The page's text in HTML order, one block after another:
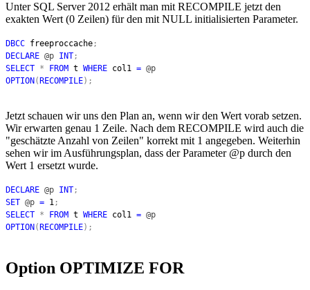
Unter SQL Server 2012 erhält man mit RECOMPILE jetzt den
exakten Wert (0 Zeilen) für den mit NULL initialisierten Parameter.
DBCC freeproccache;
DECLARE @p INT;
SELECT * FROM t WHERE col1 = @p
OPTION ( RECOMPILE);
Jetzt schauen wir uns den Plan an, wenn wir den Wert vorab setzen.
Wir erwarten genau 1 Zeile. Nach dem RECOMPILE wird auch die
"geschätzte Anzahl von Zeilen" korrekt mit 1 angegeben. Weiterhin
sehen wir im Ausführungsplan, dass der Parameter @p durch den
Wert 1 ersetzt wurde.
DECLARE @p INT;
SET @p = 1;
SELECT * FROM t WHERE col1 = @p
OPTION ( RECOMPILE);
Option OPTIMIZE FOR